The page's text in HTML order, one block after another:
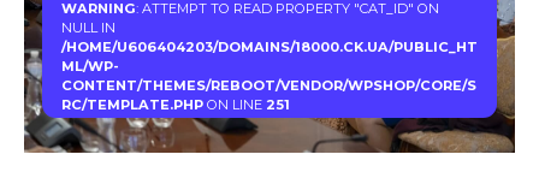
WARNING: ATTEMPT TO READ PROPERTY "CAT_ID" ON
NULL IN
/HOME/U606404203/DOMAINS/18000.CK.UA/PUBLIC_HT
ML/WP-
CONTENT/THEMES/REBOOT/VENDOR/WPSHOP/CORE/S
RC/TEMPLATE.PHPON LINE 251